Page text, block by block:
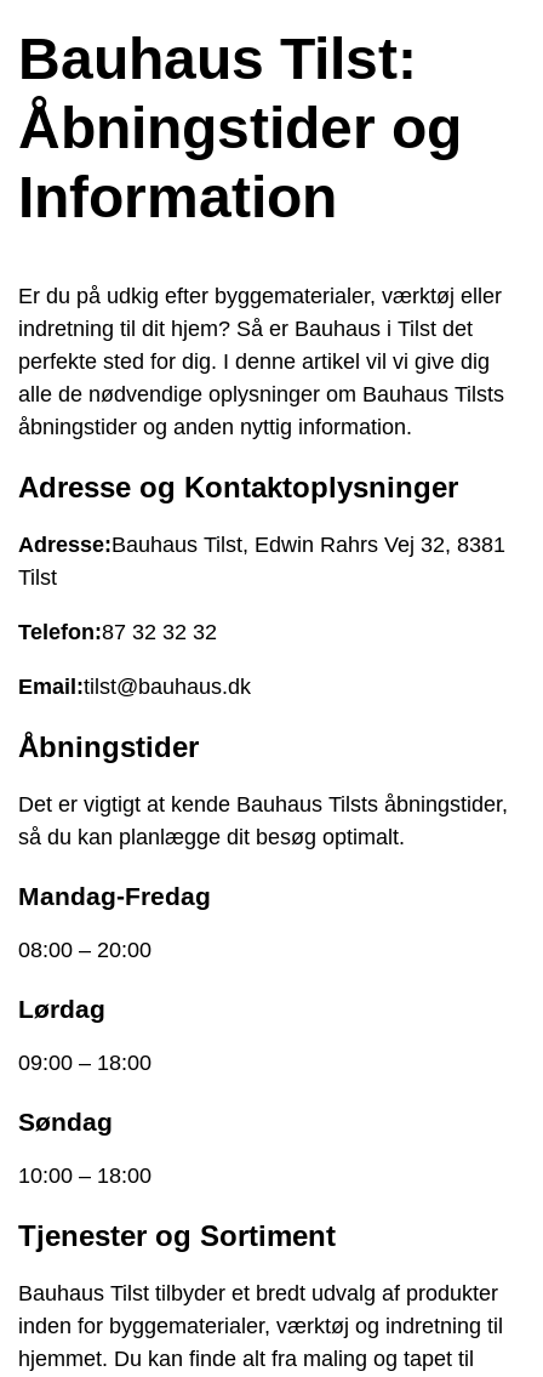
Bauhaus Tilst:
Åbningstider og
Information
Er du på udkig efter byggematerialer, værktøj eller
indretning til dit hjem? Så er Bauhaus i Tilst det
perfekte sted for dig. I denne artikel vil vi give dig
alle de nødvendige oplysninger om Bauhaus Tilsts
åbningstider og anden nyttig information.
Adresse og Kontaktoplysninger
Adresse:Bauhaus Tilst, Edwin Rahrs Vej 32, 8381
Tilst
Telefon:87 32 32 32
Email:tilst@bauhaus.dk
Åbningstider
Det er vigtigt at kende Bauhaus Tilsts åbningstider,
så du kan planlægge dit besøg optimalt.
Mandag-Fredag
08:00 – 20:00
Lørdag
09:00 – 18:00
Søndag
10:00 – 18:00
Tjenester og Sortiment
Bauhaus Tilst tilbyder et bredt udvalg af produkter
inden for byggematerialer, værktøj og indretning til
hjemmet. Du kan finde alt fra maling og tapet til